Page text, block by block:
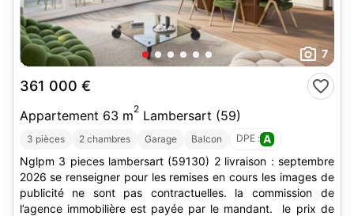
7
361 000 €
Appartement 63 m2 Lambersart (59)
3 pièces 2 chambres Garage Balcon DPE : A
Nglpm 3 pieces lambersart (59130) 2 livraison : septembre
2026 se renseigner pour les remises en cours les images de
publicité ne sont pas contractuelles. la commission de
l’agence immobilière est payée par le mandant. le prix de